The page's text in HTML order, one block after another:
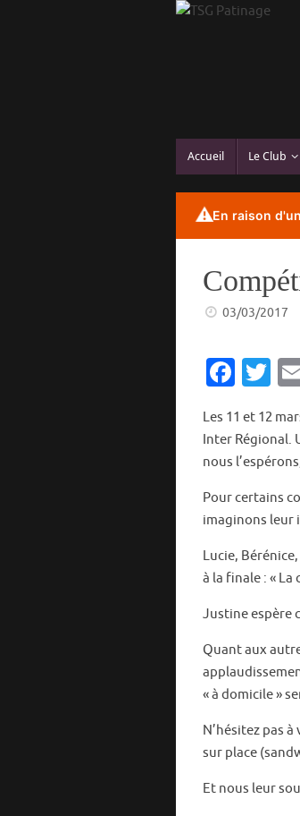
Accueil Le Club
⚠️En raison
03/03/2017
Fa
e
b
o
o
k
T
it
te
r
Les 11 et 12
Inter Régional.
nous
Pour certains
imaginons leur
Lucie,
à la finale : « La
Justine espère
Quant aux
« à domicile »
N’hésitez pas
sur place
Et nous leur